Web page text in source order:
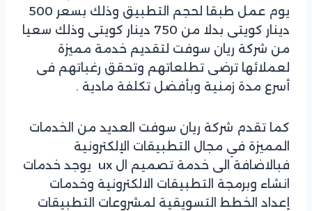
يوم عمل طبقا لحجم التطبيق وذلك بسعر 500
دينار كويتى بدلا من 750 دينار كويتى وذلك سعيا
من شركة ريان سوفت لتقديم خدمة مميزة
لعملائها ترضى تطلعاتهم وتحقق رغباتهم فى
أسرع مدة زمنية وبأفضل تكلفة مادية .
كما تقدم شركة ريان سوفت العديد من الخدمات
المميزة في مجال التطبيقات الإلكترونية
فبالاضافة الى خدمة تصميم ال ux يوجد خدمات
انشاء وبرمجة التطبيقات الالكترونية وخدمات
إعداد الخطط التسويقية لمشروعات التطبيقات